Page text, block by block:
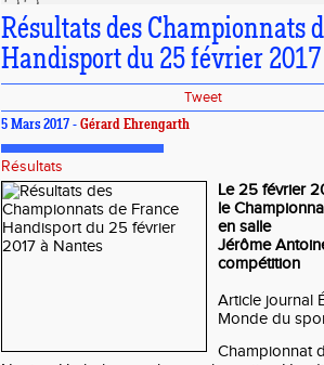
Résultats des Championnats
Handisport du 25 février
Tweet
5 Mars 2017 - Gérard Ehrengarth
Résultats
Le 25 février
le
en salle
Jérôme
compétition
Article journal
Monde du
Championnat